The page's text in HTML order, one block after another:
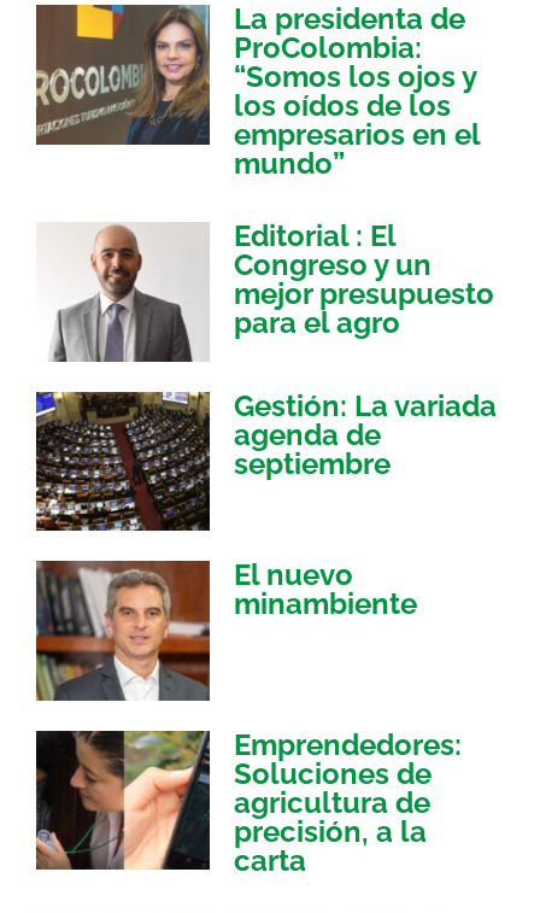
La presidenta de
ProColombia:
“Somos los ojos y
los oídos de los
empresarios en el
mundo”
Editorial : El
Congreso y un
mejor presupuesto
para el agro
Gestión: La variada
agenda de
septiembre
El nuevo
minambiente
Emprendedores:
Soluciones de
agricultura de
precisión, a la
carta